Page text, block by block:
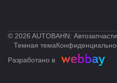
© 2026 AUTOBAHN:
Темная тема
Разработано в